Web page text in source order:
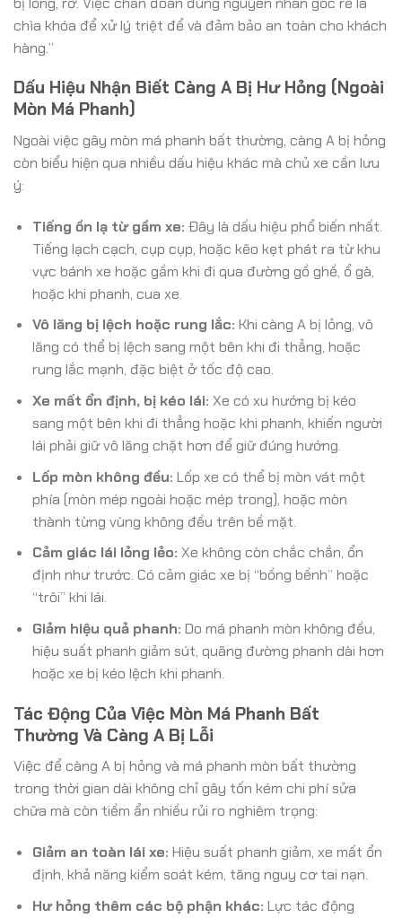
chìa khóa để xử lý triệt để và đảm bảo an toàn cho khách
hàng.”
Dấu Hiệu Nhận Biết Càng A Bị Hư Hỏng (Ngoài
Mòn Má Phanh)
Ngoài việc gây mòn má phanh bất thường, càng A bị hỏng
còn biểu hiện qua nhiều dấu hiệu khác mà chủ xe cần lưu
ý:
Tiếng ồn lạ từ gầm xe: Đây là dấu hiệu phổ biến nhất.
Tiếng lạch cạch, cụp cụp, hoặc kẽo kẹt phát ra từ khu
vực bánh xe hoặc gầm khi đi qua đường gồ ghề, ổ gà,
hoặc khi phanh, cua xe.
Vô lăng bị lệch hoặc rung lắc: Khi càng A bị lỏng, vô
lăng có thể bị lệch sang một bên khi đi thẳng, hoặc
rung lắc mạnh, đặc biệt ở tốc độ cao.
Xe mất ổn định, bị kéo lái: Xe có xu hướng bị kéo
sang một bên khi đi thẳng hoặc khi phanh, khiến người
lái phải giữ vô lăng chặt hơn để giữ đúng hướng.
Lốp mòn không đều: Lốp xe có thể bị mòn vát một
phía (mòn mép ngoài hoặc mép trong), hoặc mòn
thành từng vùng không đều trên bề mặt.
Cảm giác lái lỏng lẻo: Xe không còn chắc chắn, ổn
định như trước. Có cảm giác xe bị “bồng bềnh” hoặc
“trôi” khi lái.
Giảm hiệu quả phanh: Do má phanh mòn không đều,
hiệu suất phanh giảm sút, quãng đường phanh dài hơn
hoặc xe bị kéo lệch khi phanh.
Tác Động Của Việc Mòn Má Phanh Bất
Thường Và Càng A Bị Lỗi
Việc để càng A bị hỏng và má phanh mòn bất thường
trong thời gian dài không chỉ gây tốn kém chi phí sửa
chữa mà còn tiềm ẩn nhiều rủi ro nghiêm trọng:
Giảm an toàn lái xe: Hiệu suất phanh giảm, xe mất ổn
định, khả năng kiểm soát kém, tăng nguy cơ tai nạn.
Hư hỏng thêm các bộ phận khác: Lực tác động